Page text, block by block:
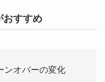
おすすめ